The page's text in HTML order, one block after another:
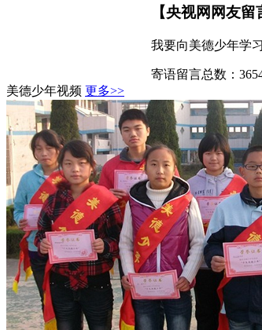
【央视网网友留
我要向美德少年学
寄语留言总数：
美德少年视频 更多>>